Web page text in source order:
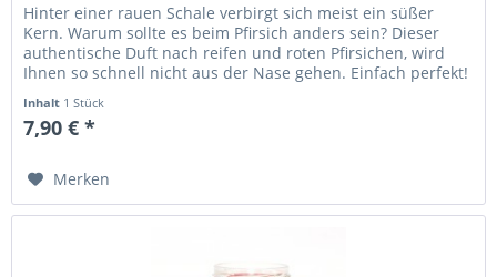
Hinter einer rauen Schale verbirgt sich meist ein süßer
Kern. Warum sollte es beim Pfirsich anders sein? Dieser
authentische Duft nach reifen und roten Pfirsichen, wird
Ihnen so schnell nicht aus der Nase gehen. Einfach perfekt!
Inhalt 1 Stück
7,90 € *
Merken